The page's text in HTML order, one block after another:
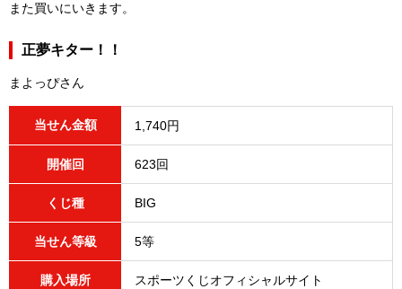
また買いにいきます。
正夢キター！！
まよっぴさん
当せん金額 1,740円
開催回 623回
くじ種 BIG
当せん等級 5等
購入場所 スポーツくじオフィシャルサイト